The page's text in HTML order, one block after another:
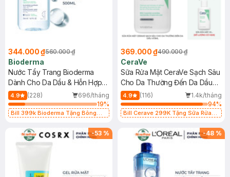
344.000 ₫560.000 ₫
Bioderma
Nước Tẩy Trang Bioderma
Dành Cho Da Dầu & Hỗn Hợp
500ml
4.9 (228)
696/tháng
19%
Bill 399k Bioderma Tặng Bông
369.000 ₫490.000 ₫
CeraVe
Sữa Rửa Mặt CeraVe Sạch Sâu
Cho Da Thường Đến Da Dầu
473ml
4.9 (116)
1.4k/tháng
94%
Bill Cerave 299K Tặng Sữa Rửa
-53 % -48 %